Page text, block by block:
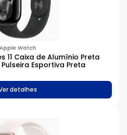
Apple Watch
11 Caixa de Alumínio Preta
Esportiva Preta
detalhes